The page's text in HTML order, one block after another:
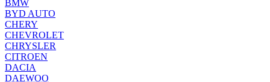
BMW
BYD AUTO
CHERY
CHEVROLET
CHRYSLER
CITROEN
DACIA
DAEWOO